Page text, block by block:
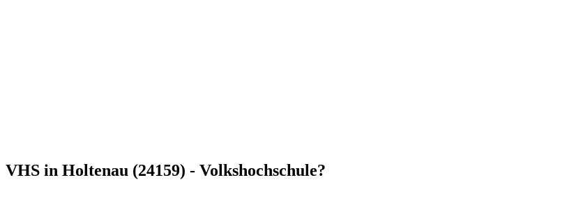
VHS in Holtenau (24159) - Volkshochschule?